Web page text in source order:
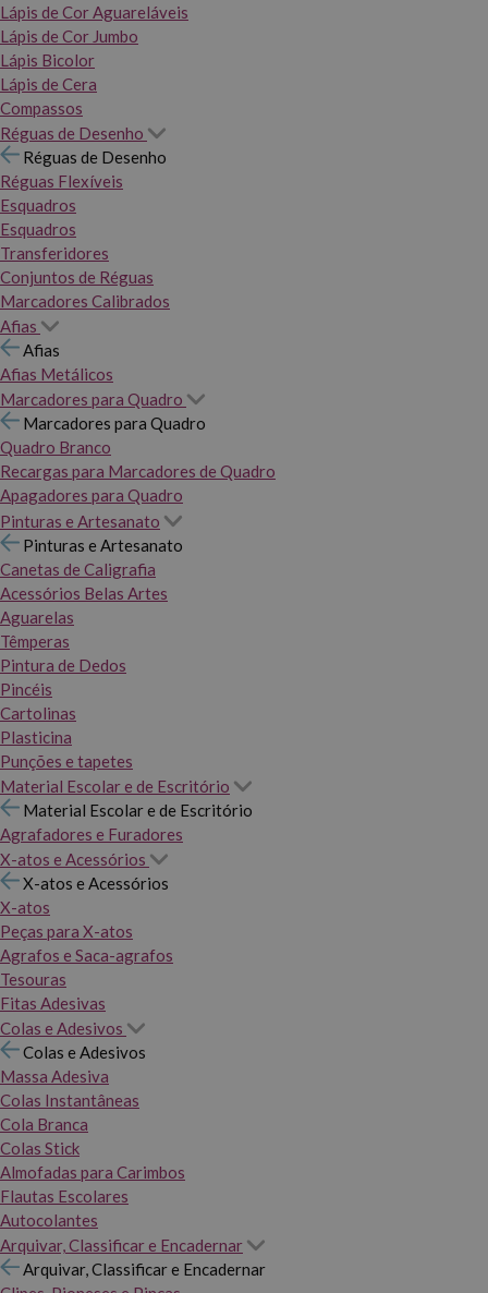
Lápis de Cor Aguareláveis
Lápis de Cor Jumbo
Lápis Bicolor
Lápis de Cera
Compassos
Réguas de Desenho
Réguas de Desenho
Réguas Flexíveis
Esquadros
Esquadros
Transferidores
Conjuntos de Réguas
Marcadores Calibrados
Afias
Afias
Afias Metálicos
Marcadores para Quadro
Marcadores para Quadro
Quadro Branco
Recargas para Marcadores de Quadro
Apagadores para Quadro
Pinturas e Artesanato
Pinturas e Artesanato
Canetas de Caligrafia
Acessórios Belas Artes
Aguarelas
Têmperas
Pintura de Dedos
Pincéis
Cartolinas
Plasticina
Punções e tapetes
Material Escolar e de Escritório
Material Escolar e de Escritório
Agrafadores e Furadores
X-atos e Acessórios
X-atos e Acessórios
X-atos
Peças para X-atos
Agrafos e Saca-agrafos
Tesouras
Fitas Adesivas
Colas e Adesivos
Colas e Adesivos
Massa Adesiva
Colas Instantâneas
Cola Branca
Colas Stick
Almofadas para Carimbos
Flautas Escolares
Autocolantes
Arquivar, Classificar e Encadernar
Arquivar, Classificar e Encadernar